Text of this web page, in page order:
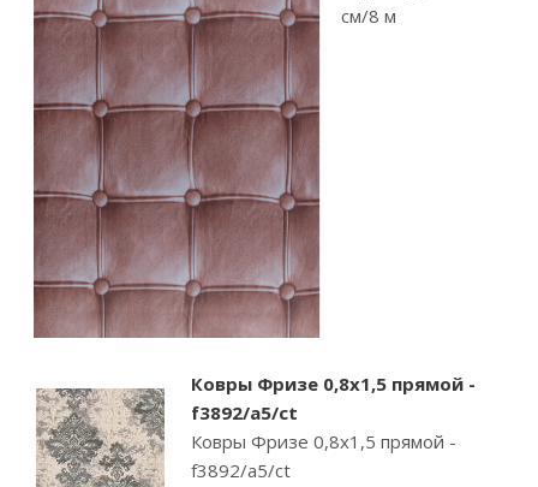
см/8 м
Ковры Фризе 0,8х1,5 прямой -
f3892/a5/ct
Ковры Фризе 0,8х1,5 прямой -
f3892/a5/ct